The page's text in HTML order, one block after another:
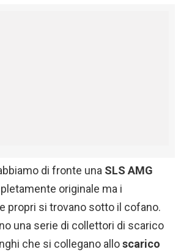
di fronte una SLS AMG
originale ma i
propri si trovano sotto il cofano.
una serie di collettori di scarico
che si collegano alloscarico